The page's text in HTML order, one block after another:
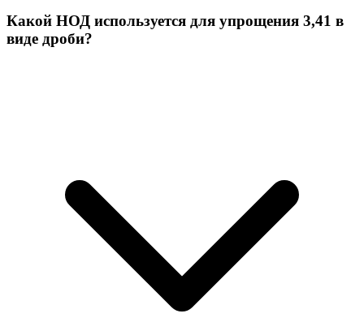
Какой НОД используется для упрощения 3,41 в
виде дроби?